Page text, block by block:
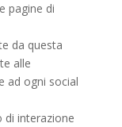
pagine di
da questa
alle
ad ogni social
di interazione